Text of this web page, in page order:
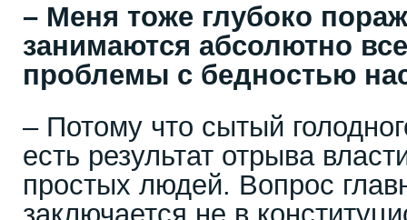
– Меня тоже глубоко
занимаются абсолютно
проблемы с бедностью
– Потому что сытый
есть результат отрыва
простых людей. Вопрос